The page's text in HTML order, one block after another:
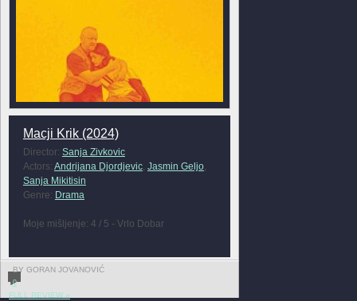
Macji Krik (2024)
Director: Sanja Zivkovic
Actors: Andrijana Djordjevic, Jasmin Geljo,
Sanja Mikitisin
Genre: Drama
Moje mišljenje: 4 / 5 - Vrlo Dobar
BY GORAN JOVANOVIĆ
0
FULL REVIEW »